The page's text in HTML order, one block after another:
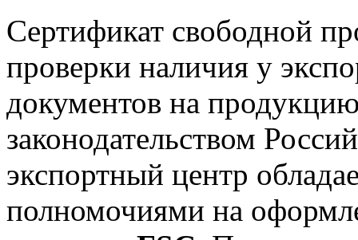
Сертификат свободной
проверки наличия у
документов на
законодательством
экспортный центр
полномочиями на